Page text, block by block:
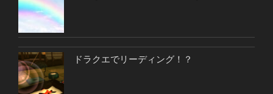
ドラクエでリーディング！？